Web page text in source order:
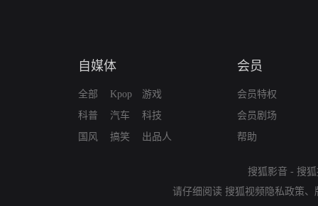
自媒体
全部
科普
国风
Kpop
汽车
搞笑
游戏
科技
出品人
会员
会员特权
会员剧场
帮助
搜狐影音 - 搜
请仔细阅读 搜狐视频隐私政策、